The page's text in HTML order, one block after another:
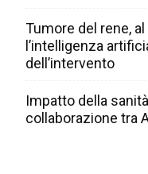
Tumore del rene,
l’intelligenza
dell’intervento
Impatto della
collaborazione tra